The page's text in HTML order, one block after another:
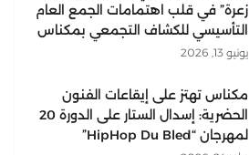
زعرة” في قلب اهتمامات الجمع العام
التأسيسي للكشاف التجمعي بمكناس
يونيو 13, 2026
مكناس تهتز على إيقاعات الفنون
الحضرية: إسدال الستار على الدورة 20
لمهرجان “HipHop Du Bled”